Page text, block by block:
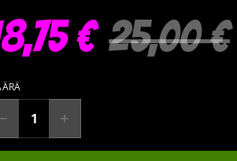
€ 25,00 €